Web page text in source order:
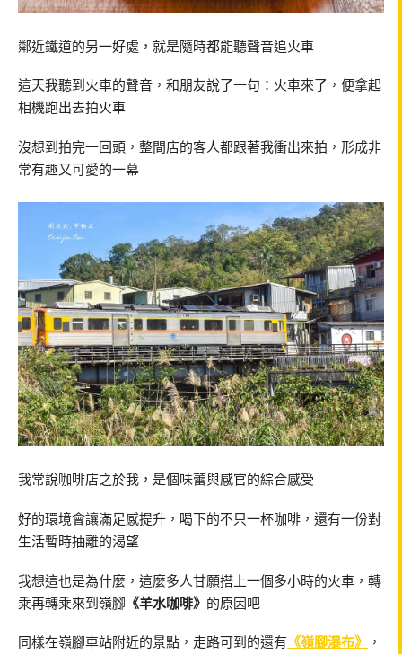
鄰近鐵道的另一好處，就是隨時都能聽聲音追火車
這天我聽到火車的聲音，和朋友說了一句：火車來了，便拿起
相機跑出去拍火車
沒想到拍完一回頭，整間店的客人都跟著我衝出來拍，形成非
常有趣又可愛的一幕
我常說咖啡店之於我，是個味蕾與感官的綜合感受
好的環境會讓滿足感提升，喝下的不只一杯咖啡，還有一份對
生活暫時抽離的渴望
我想這也是為什麼，這麼多人甘願搭上一個多小時的火車，轉
乘再轉乘來到嶺腳 《羊水咖啡》 的原因吧
同樣在嶺腳車站附近的景點，走路可到的還有 《嶺腳瀑布》
，